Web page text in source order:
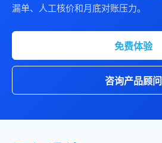
漏单、人工核价和月底对账压力。
免费体验
咨询产品顾问